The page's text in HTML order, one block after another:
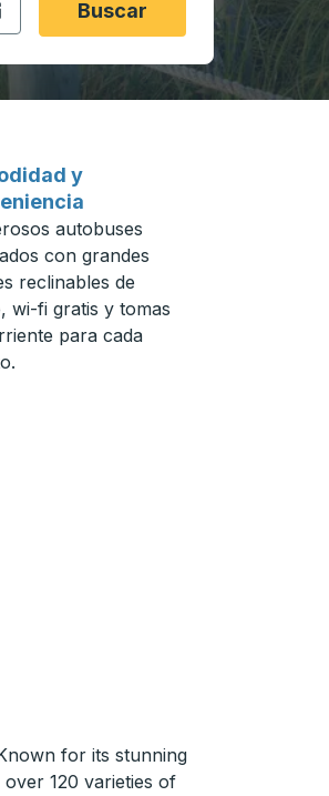
el calendario.Buscar
y
autobuses
con grandes
reclinables de
wi-fi gratis y tomas
para cada
for its stunning
120 varieties of